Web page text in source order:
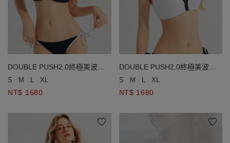
DOUBLE PUSH2.0終極美波撞
色滾邊比基尼
S M L XL
NT$ 1680
DOUBLE PUSH2.0終極美波撞
色滾邊比基尼
S M L XL
NT$ 1680